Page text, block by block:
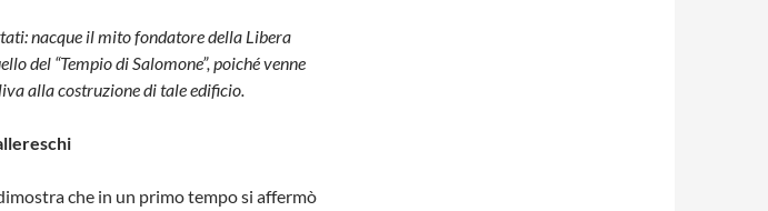
: nacque il mito fondatore della Libera
del “Tempio di Salomone”, poiché venne
alla costruzione di tale edificio.
che in un primo tempo si affermò